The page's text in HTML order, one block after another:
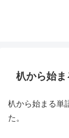
朳から始ま
朳から始まる単
た。